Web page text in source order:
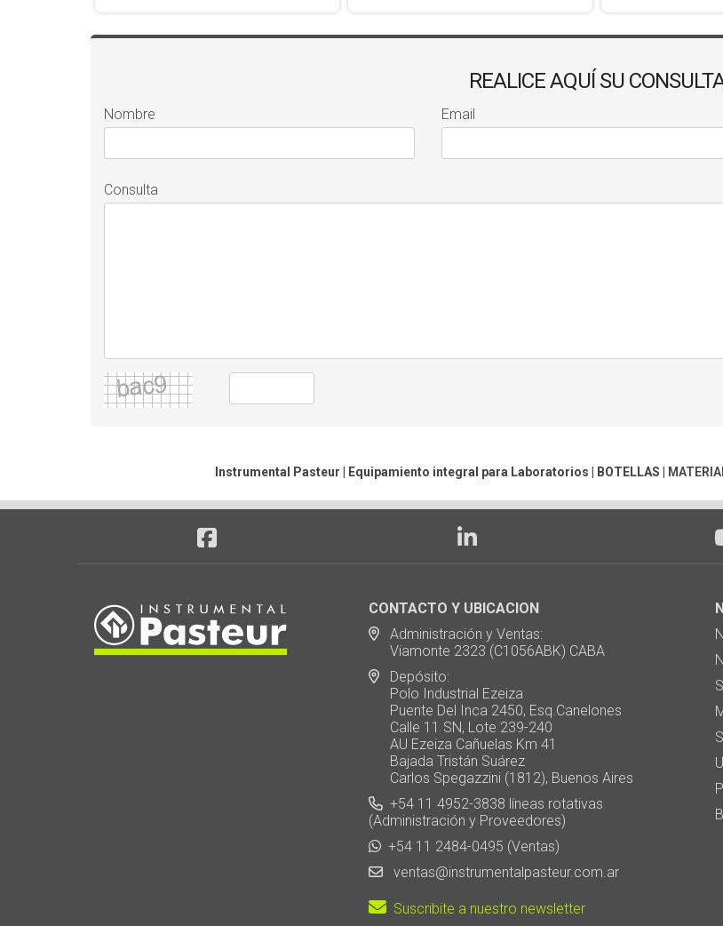
REALICE AQUÍ SU
Nombre Email
Consulta
Instrumental Pasteur | Equipamiento integral para Laboratorios | BOTELLAS
CONTACTO Y UBICACION
Administración y Ventas:
Viamonte 2323 (C1056ABK) CABA
Depósito:
Polo Industrial Ezeiza
Puente Del Inca 2450, Esq.Canelones
Calle 11 SN, Lote 239-240
AU Ezeiza Cañuelas Km 41
Bajada Tristán Suárez
Carlos Spegazzini (1812), Buenos Aires
+54 11 4952-3838 líneas rotativas
(Administración y Proveedores)
+54 11 2484-0495 (Ventas)
ventas@instrumentalpasteur.com.ar
Suscribite a nuestro newsletter